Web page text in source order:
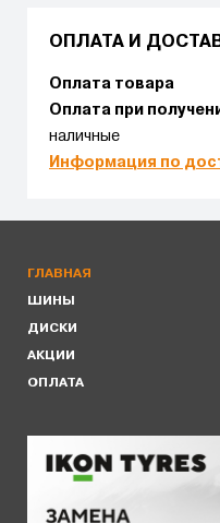
ОПЛАТА И
Оплата товара
Оплата при
наличные
Информация по
ГЛАВНАЯ
ШИНЫ
ДИСКИ
АКЦИИ
ОПЛАТА